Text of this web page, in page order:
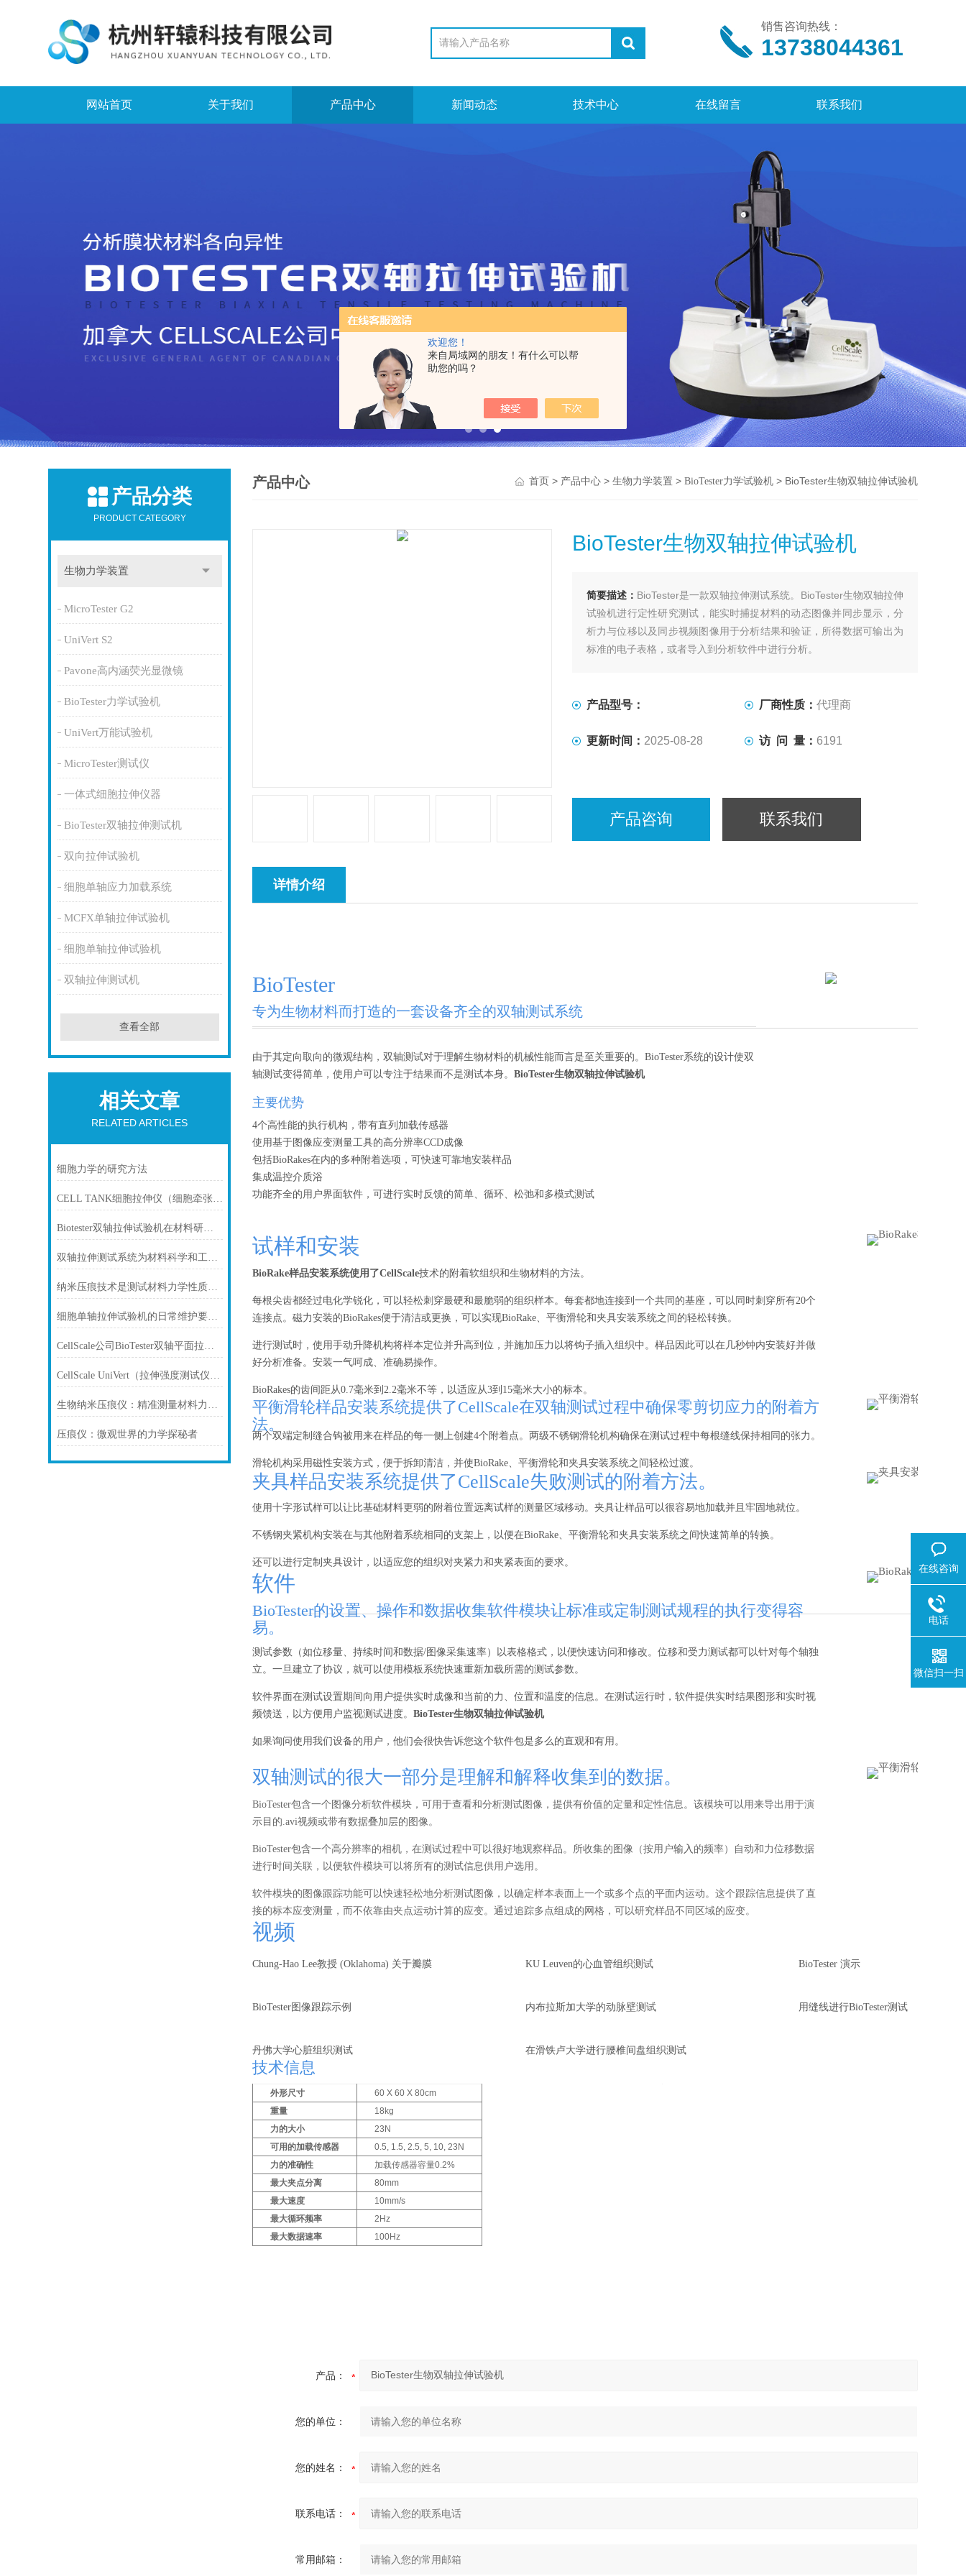
欢迎您！
来自局域网的朋友！有什么可以帮
助您的吗？
销售咨询热线：
13738044361
网站首页 关于我们 产品中心 新闻动态 技术中心 在线留言 联系我们
产品分类
PRODUCT CATEGORY
生物力学装置
MicroTester G2
UniVert S2
Pavone高内涵荧光显微镜
BioTester力学试验机
UniVert万能试验机
MicroTester测试仪
一体式细胞拉伸仪器
BioTester双轴拉伸测试机
双向拉伸试验机
细胞单轴应力加载系统
MCFX单轴拉伸试验机
细胞单轴拉伸试验机
双轴拉伸测试机
查看全部
相关文章
RELATED ARTICLES
细胞力学的研究方法
CELL TANK细胞拉伸仪（细胞牵张应变、细胞拉伸、细胞应力、细胞牵张力）
Biotester双轴拉伸试验机在材料研究与工程中的关键作用
双轴拉伸测试系统为材料科学和工程领域的研究提供关键数据和信息
纳米压痕技术是测试材料力学性质的方法之一
细胞单轴拉伸试验机的日常维护要注意哪些
CellScale公司BioTester双轴平面拉伸测试系统
CellScale UniVert（拉伸强度测试仪）的论文介绍-水凝胶万能试验机
生物纳米压痕仪：精准测量材料力学性能的新工具
压痕仪：微观世界的力学探秘者
产品中心 首页> 产品中心> 生物力学装置 > BioTester力学试验机> BioTester生物双轴拉伸试验机
BioTester生物双轴拉伸试验机
简要描述： BioTester是一款双轴拉伸测试系统。BioTester生物双轴拉伸
试验机进行定性研究测试，能实时捕捉材料的动态图像并同步显示，分
析力与位移以及同步视频图像用于分析结果和验证，所得数据可输出为
标准的电子表格，或者导入到分析软件中进行分析。
定。夹具可选多种测量模式。
产品型号： 厂商性质：代理商
更新时间： 2025-08-28 访 问 量： 6191
产品咨询 联系我们
详情介绍
BioTester
专为生物材料而打造的一套设备齐全的双轴测试系统
由于其定向取向的微观结构，双轴测试对于理解生物材料的机械性能而言是至关重要的。BioTester系统的设计使双
轴测试变得简单，使用户可以专注于结果而不是测试本身。BioTester生物双轴拉伸试验机
主要优势
4个高性能的执行机构，带有直列加载传感器
使用基于图像应变测量工具的高分辨率CCD成像
包括BioRakes在内的多种附着选项，可快速可靠地安装样品
集成温控介质浴
功能齐全的用户界面软件，可进行实时反馈的简单、循环、松弛和多模式测试
试样和安装
BioRake样品安装系统使用了CellScale技术的附着软组织和生物材料的方法。
每根尖齿都经过电化学锐化，可以轻松刺穿最硬和最脆弱的组织样本。每套都地连接到一个共同的基座，可以同时刺穿所有20个
连接点。磁力安装的BioRakes便于清洁或更换，可以实现BioRake、平衡滑轮和夹具安装系统之间的轻松转换。
进行测试时，使用手动升降机构将样本定位并升高到位，并施加压力以将钩子插入组织中。样品因此可以在几秒钟内安装好并做
好分析准备。安装一气呵成、准确易操作。
BioRakes的齿间距从0.7毫米到2.2毫米不等，以适应从3到15毫米大小的标本。
平衡滑轮样品安装系统提供了CellScale在双轴测试过程中确保零剪切应力的附着方
法。
两个双端定制缝合钩被用来在样品的每一侧上创建4个附着点。两级不锈钢滑轮机构确保在测试过程中每根缝线保持相同的张力。
滑轮机构采用磁性安装方式，便于拆卸清洁，并使BioRake、平衡滑轮和夹具安装系统之间轻松过渡。
夹具样品安装系统提供了CellScale失败测试的附着方法。
使用十字形试样可以让比基础材料更弱的附着位置远离试样的测量区域移动。夹具让样品可以很容易地加载并且牢固地就位。
不锈钢夹紧机构安装在与其他附着系统相同的支架上，以便在BioRake、平衡滑轮和夹具安装系统之间快速简单的转换。
还可以进行定制夹具设计，以适应您的组织对夹紧力和夹紧表面的要求。
软件
BioTester的设置、操作和数据收集软件模块让标准或定制测试规程的执行变得容
易。
测试参数（如位移量、持续时间和数据/图像采集速率）以表格格式，以便快速访问和修改。位移和受力测试都可以针对每个轴独
立。一旦建立了协议，就可以使用模板系统快速重新加载所需的测试参数。
软件界面在测试设置期间向用户提供实时成像和当前的力、位置和温度的信息。在测试运行时，软件提供实时结果图形和实时视
频馈送，以方便用户监视测试进度。BioTester生物双轴拉伸试验机
如果询问使用我们设备的用户，他们会很快告诉您这个软件包是多么的直观和有用。
双轴测试的很大一部分是理解和解释收集到的数据。
BioTester包含一个图像分析软件模块，可用于查看和分析测试图像，提供有价值的定量和定性信息。该模块可以用来导出用于演
示目的.avi视频或带有数据叠加层的图像。
BioTester包含一个高分辨率的相机，在测试过程中可以很好地观察样品。所收集的图像（按用户输入 的频率）自动和力位移数据
进行时间关联，以便软件模块可以将所有的测试信息供用户选用。
软件模块的图像跟踪功能可以快速轻松地分析测试图像，以确定样本表面上一个或多个点的平面内运动。这个跟踪信息提供了直
接的标本应变测量，而不依靠由夹点运动计算的应变。通过追踪多点组成的网格，可以研究样品不同区域的应变。
视频
Chung-Hao Lee教授 (Oklahoma) 关于瓣膜
BioTester图像跟踪示例
丹佛大学心脏组织测试
KU Leuven的心血管组织测试
内布拉斯加大学的动脉壁测试
在滑铁卢大学进行腰椎间盘组织测试
BioTester 演示
用缝线进行BioTester测试
技术信息
外形尺寸
60 X 60 X 80cm
重量
18kg
力的大小
23N
可用的加载传感器
0.5, 1.5, 2.5, 5, 10, 23N
力的准确性
加载传感器容量0.2%
最大夹点分离
80mm
最大速度
10mm/s
最大循环频率
2Hz
最大数据速率
100Hz
i
产品：
您的单位：
您的姓名：
联系电话：
常用邮箱：
在线咨询
电话
微信扫一扫